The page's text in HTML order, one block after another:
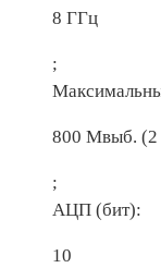
8 ГГц
;
800 Мвыб. (2
;
АЦП (бит):
10